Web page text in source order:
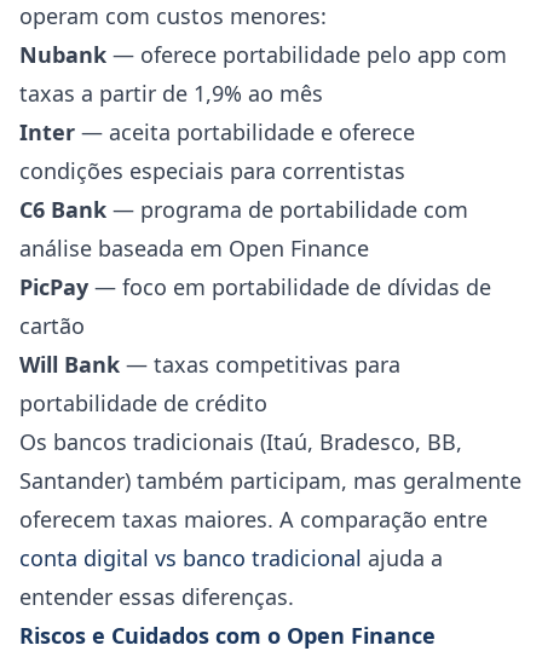
operam com custos menores:
Nubank — oferece portabilidade pelo app com
taxas a partir de 1,9% ao mês
Inter — aceita portabilidade e oferece
condições especiais para correntistas
C6 Bank — programa de portabilidade com
análise baseada em Open Finance
PicPay — foco em portabilidade de dívidas de
cartão
Will Bank — taxas competitivas para
portabilidade de crédito
Os bancos tradicionais (Itaú, Bradesco, BB,
Santander) também participam, mas geralmente
oferecem taxas maiores. A comparação entre
conta digital vs banco tradicional ajuda a
entender essas diferenças.
Riscos e Cuidados com o Open Finance